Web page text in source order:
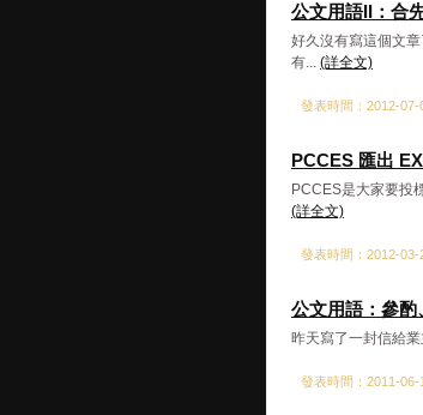
公文用語II：合
好久沒有寫這個文
有... (詳全文)
發表時間：2012-
PCCES 匯出
PCCES是大家要投
(詳全文)
發表時間：2012-
公文用語：參酌
昨天寫了一封信給
發表時間：2011-